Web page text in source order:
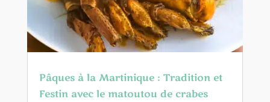
Pâques à la Martinique : Tradition et
Festin avec le matoutou de crabes